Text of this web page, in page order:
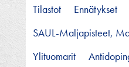
Tilastot
Ennätykset
SAUL-Maljapisteet,
Ylituomarit